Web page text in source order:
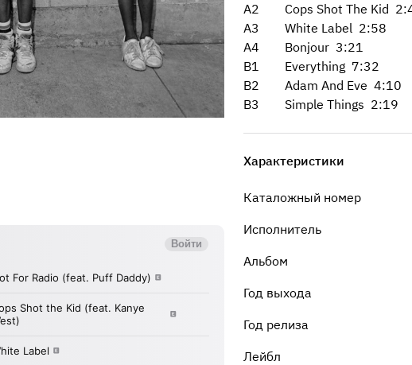
A2 Cops Shot The Kid
A3 White Label 2:58
A4 Bonjour 3:21
B1 Everything 7:32
B2 Adam And Eve 4:10
B3 Simple Things 2:19
Характеристики
Каталожный номер
Исполнитель
Альбом
Год выхода
Год релиза
Лейбл